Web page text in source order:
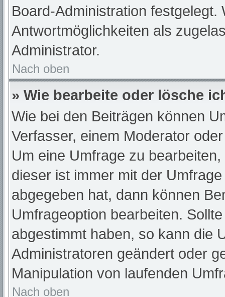
Board-Administration festgelegt.
Antwortmöglichkeiten als
Administrator.
Nach oben
» Wie bearbeite oder lösche
Wie bei den Beiträgen können
Verfasser, einem Moderator
Um eine Umfrage zu
dieser ist immer mit der
abgegeben hat, dann können
Umfrageoption bearbeiten.
abgestimmt haben, so kann die
Administratoren geändert oder
Manipulation von laufenden
Nach oben